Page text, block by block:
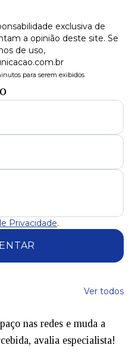
exclusiva de
a opinião deste site. Se
de uso,
para serem exibidos
Privacidade.
Ver todos
nas redes e muda a
avalia especialista!